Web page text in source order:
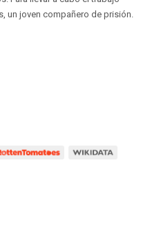
un joven compañero de prisión.